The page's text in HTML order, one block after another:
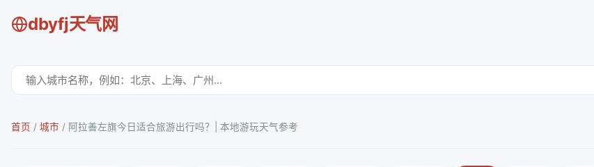
dbyfj天气网
首页 / 城市 / 阿拉善左旗今日适合旅游出行吗？| 本地游玩天气参考